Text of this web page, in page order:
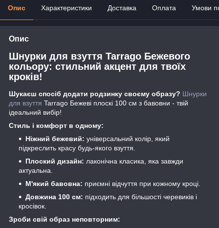
Опис Характеристики Доставка Оплата Умови
Опис
Шнурки для взуття Tarrago Бежевого
кольору: стильний акцент для твоїх
кроків!
Шукаєш спосіб додати родзинку своєму образу? Шнурки
для взуття Tarrago Бежеві плоскі 100 см з бавовни - твій
ідеальний вибір!
Стиль і комфорт в одному:
Ніжний бежевий: універсальний колір, який
підкреслить красу будь-якого взуття.
Плоский дизайн: лаконічна класика, яка завжди
актуальна.
М'який бавовна: приємні відчуття при кожному кроці.
Довжина 100 см: підходить для більшості черевиків і
кросівок.
Зроби свій образ неповторним: